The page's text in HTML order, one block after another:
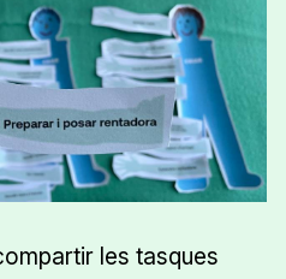
les tasques